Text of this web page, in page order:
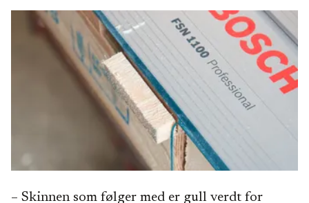
– Skinnen som følger med er gull verdt for